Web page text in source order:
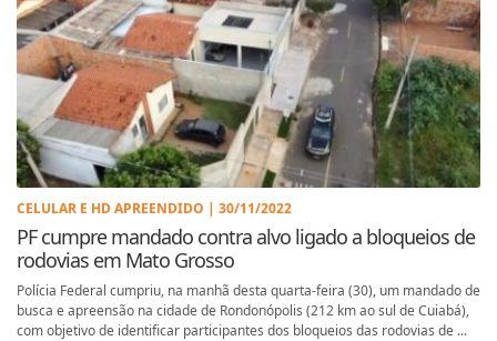
CELULAR E HD APREENDIDO | 30/11/2022
PF cumpre mandado contra alvo ligado a bloqueios de
rodovias em Mato Grosso
Polícia Federal cumpriu, na manhã desta quarta-feira (30), um mandado de
busca e apreensão na cidade de Rondonópolis (212 km ao sul de Cuiabá),
com objetivo de identificar participantes dos bloqueios das rodovias de ...